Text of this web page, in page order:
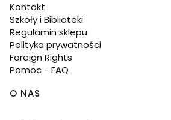
Kontakt
Szkoły i Biblioteki
Regulamin sklepu
Polityka prywatności
Foreign Rights
Pomoc - FAQ
O NAS